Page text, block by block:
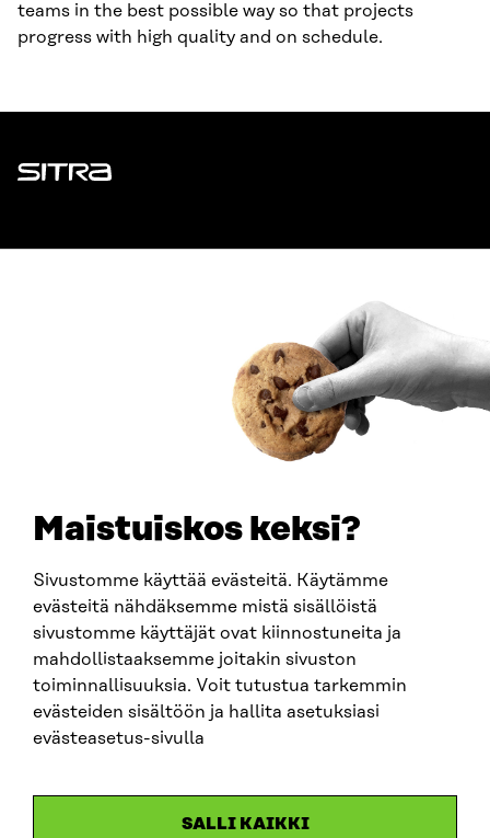
Maistuiskos keksi?
Sivustomme käyttää evästeitä. Käytämme
evästeitä nähdäksemme mistä sisällöistä
sivustomme käyttäjät ovat kiinnostuneita ja
mahdollistaaksemme joitakin sivuston
toiminnallisuuksia. Voit tutustua tarkemmin
evästeiden sisältöön ja hallita asetuksiasi
evästeasetus-sivulla
SALLI KAIKKI
teams in the best possible way so that projects
progress with high quality and on schedule.
Sitra
firstname.lastname@sitra.fi
SITRA ON SOCIAL MEDIA
LinkedIn
Instagram